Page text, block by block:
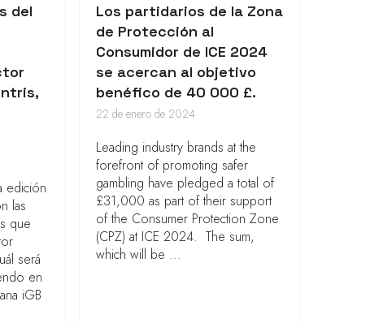
del
edición
las
que
será
en
iGB
Los partidarios de la Zona
de Protección al
Consumidor de ICE 2024
se acercan al objetivo
benéfico de 40 000 £.
22 de enero de 2024
Leading industry brands at the
forefront of promoting safer
gambling have pledged a total of
£31,000 as part of their support
of the Consumer Protection Zone
(CPZ) at ICE 2024. The sum,
which will be ...